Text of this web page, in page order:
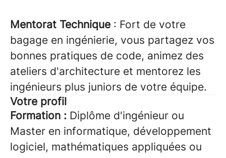
Mentorat Technique : Fort de votre
bagage en ingénierie, vous partagez vos
bonnes pratiques de code, animez des
ateliers d'architecture et mentorez les
ingénieurs plus juniors de votre équipe.
Votre profil
Formation : Diplôme d'ingénieur ou
Master en informatique, développement
logiciel, mathématiques appliquées ou